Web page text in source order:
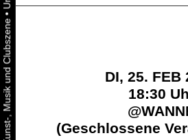
•
DI, 25. FEB
18:30
@
(Geschlossene